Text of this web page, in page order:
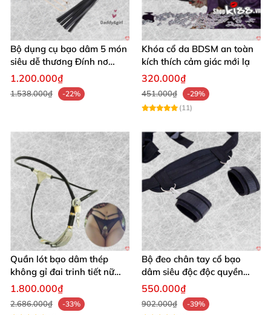
Bộ dụng cụ bạo dâm 5 món
siêu dễ thương Đính nơ
quyến rũ kích thích
1.200.000₫
1.538.000₫ -22%
Khóa cổ da BDSM an toàn
kích thích cảm giác mới lạ
320.000₫
451.000₫
-29%
(11)
Quần lót bạo dâm thép
không gỉ đai trinh tiết nữ
sexy kích thích
1.800.000₫
2.686.000₫
-33%
Bộ đeo chân tay cổ bạo
dâm siêu độc độc quyền
thoả mãn
550.000₫
902.000₫
-39%